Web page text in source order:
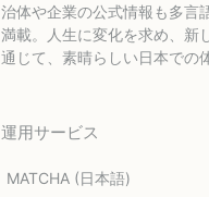
治体や企業の公式情報も多言
満載。人生に変化を求め、新
通じて、素晴らしい日本での
運用サービス
MATCHA (日本語)